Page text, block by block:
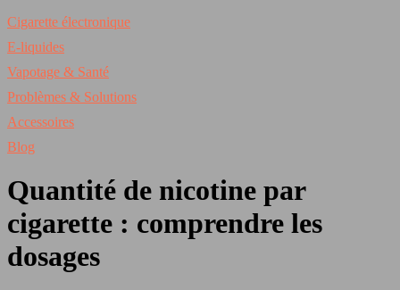
Cigarette électronique
E-liquides
Vapotage & Santé
Problèmes & Solutions
Accessoires
Blog
Quantité de nicotine par
cigarette : comprendre les
dosages